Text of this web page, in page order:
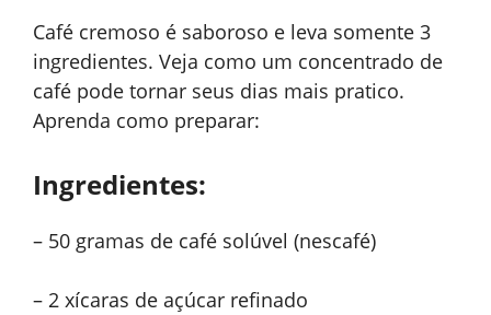
Café cremoso é saboroso e leva somente 3
ingredientes. Veja como um concentrado de
café pode tornar seus dias mais pratico.
Aprenda como preparar:
Ingredientes:
– 50 gramas de café solúvel (nescafé)
– 2 xícaras de açúcar refinado